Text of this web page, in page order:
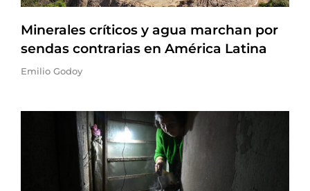
Minerales críticos y agua marchan por
sendas contrarias en América Latina
Emilio Godoy